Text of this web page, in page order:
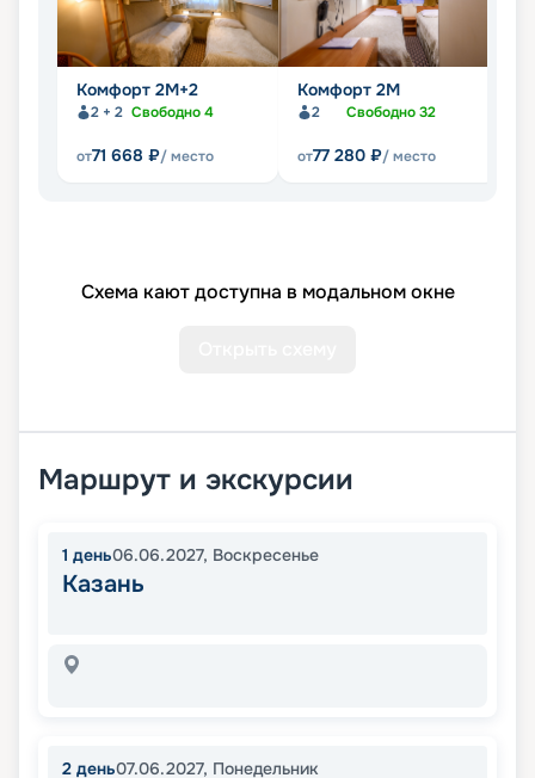
Комфорт 2M+2
2 + 2 Свободно4
от71 668 ₽/ место
Комфорт 2M
2 Свободно32
от77 280 ₽/ место
Схема кают доступна в модальном окне
Маршрут и экскурсии
1 день06.06.2027, Воскресенье
Казань
2 день07.06.2027, Понедельник